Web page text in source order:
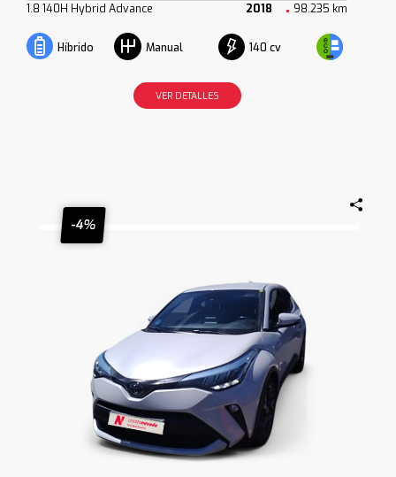
1.8 140H Hybrid Advance 2018 98.235 km
Híbrido Manual 140 cv
VER DETALLES
-4%